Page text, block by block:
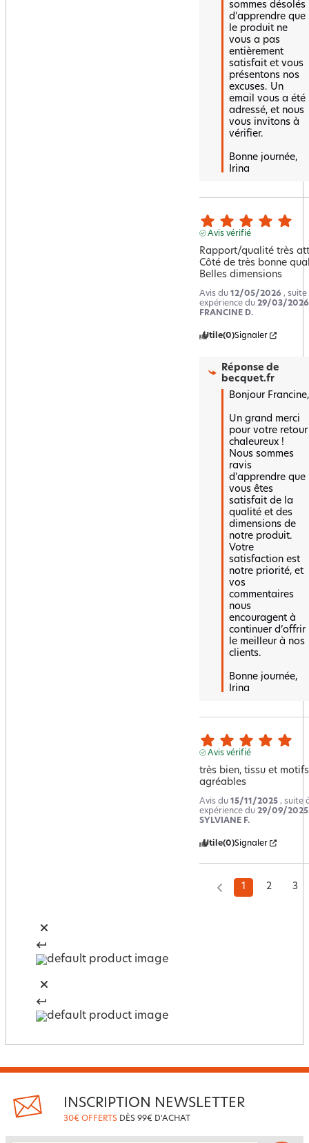
sommes désolés
d'apprendre que
le produit ne
vous a pas
entièrement
satisfait et vous
présentons nos
excuses. Un
email vous a été
adressé, et nous
vous invitons à
vérifier.
Bonne journée,
Irina
Avis vérifié
Rapport/qualité très
Côté de très bonne
Belles dimensions
Avis du 12/05/2026 , suite
expérience du 29/03/2026
FRANCINE D.
Utile(0)Signaler
Réponse de
becquet.fr
Bonjour Francine,
Un grand merci
pour votre retour
chaleureux !
Nous sommes
ravis
d'apprendre que
vous êtes
satisfait de la
qualité et des
dimensions de
notre produit.
Votre
satisfaction est
notre priorité, et
vos
commentaires
nous
encouragent à
continuer d’offrir
le meilleur à nos
clients.
Bonne journée,
Irina
Avis vérifié
très bien, tissu et motifs
agréables
Avis du 15/11/2025 , suite
expérience du 29/09/2025
SYLVIANE F.
Utile(0)Signaler
1 2 3
INSCRIPTION NEWSLETTER
30€ OFFERTS DÈS 99€ D'ACHAT